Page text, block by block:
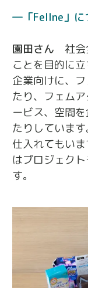
「Fellne」
園田さん
社
ことを目的に
企業向けに、
たり、フェム
ービス、空間
たりしていま
仕入れてもい
はプロジェク
す。